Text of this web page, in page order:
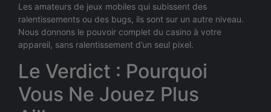
Les amateurs de jeux mobiles qui subissent des
ralentissements ou des bugs, ils sont sur un autre niveau.
Nous donnons le pouvoir complet du casino à votre
appareil, sans ralentissement d’un seul pixel.
Le Verdict : Pourquoi
Vous Ne Jouez Plus